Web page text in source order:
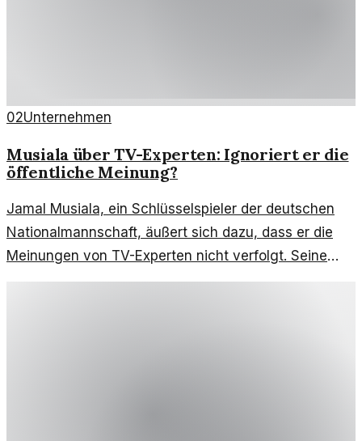
02Unternehmen
Musiala über TV-Experten: Ignoriert er die
öffentliche Meinung?
Jamal Musiala, ein Schlüsselspieler der deutschen
Nationalmannschaft, äußert sich dazu, dass er die
Meinungen von TV-Experten nicht verfolgt. Seine
Haltung wirft Fragen auf.